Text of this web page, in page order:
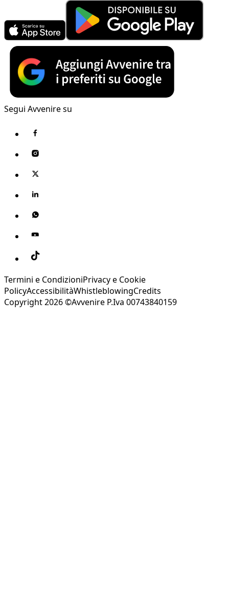
Segui Avvenire su
Termini e CondizioniPrivacy e Cookie
PolicyAccessibilitàWhistleblowingCredits
Copyright 2026 ©Avvenire P.Iva 00743840159